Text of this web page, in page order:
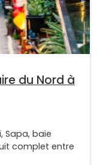
du Nord à
Sapa, baie
complet entre